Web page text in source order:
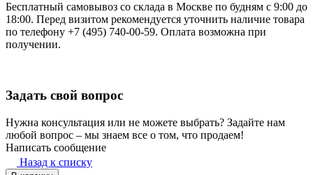
Бесплатный самовывоз со склада в Москве по будням с 9:00 до
18:00. Перед визитом рекомендуется уточнить наличие товара
по телефону +7 (495) 740-00-59. Оплата возможна при
получении.
Задать свой вопрос
Нужна консультация или не можете выбрать? Задайте нам
любой вопрос – мы знаем все о том, что продаем!
Написать сообщение
Назад к списку